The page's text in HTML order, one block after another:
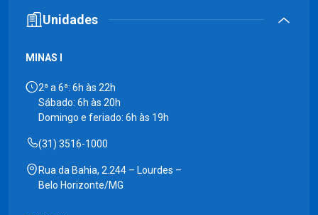
Unidades
MINAS I
2ª a 6ª: 6h às 22h
Sábado: 6h às 20h
Domingo e feriado: 6h às 19h
(31) 3516-1000
Rua da Bahia, 2.244 – Lourdes –
Belo Horizonte/MG